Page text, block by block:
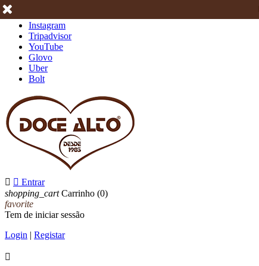
Instagram
Tripadvisor
YouTube
Glovo
Uber
Bolt
  Entrar
shopping_cart Carrinho (0)
favorite
Tem de iniciar sessão
Login | Registar
